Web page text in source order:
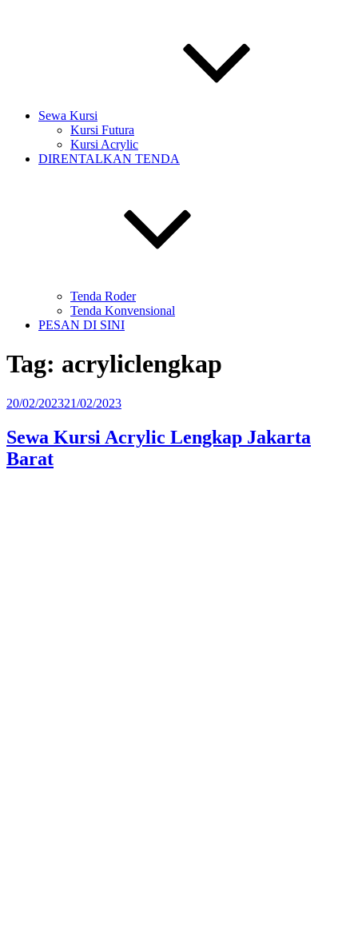
Sewa Kursi
Kursi Futura
Kursi Acrylic
DIRENTALKAN TENDA
Tenda Roder
Tenda Konvensional
PESAN DI SINI
Tag: acryliclengkap
Diposkan
20/02/202321/02/2023
Sewa Kursi Acrylic Lengkap Jakarta
Barat